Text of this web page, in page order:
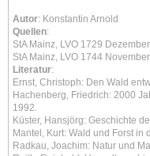
Autor: Konstantin Arnold
Quellen:
StA Mainz, LVO 1729
StA Mainz, LVO 1744
Literatur:
Ernst, Christoph: Den Wald
Hachenberg, Friedrich: 2000
1992.
Küster, Hansjörg: Geschichte
Mantel, Kurt: Wald und Forst
Radkau, Joachim: Natur und